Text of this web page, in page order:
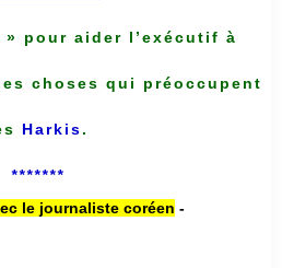
pour aider l’exécutif à
choses qui préoccupent
Harkis.
*******
le journaliste coréen -